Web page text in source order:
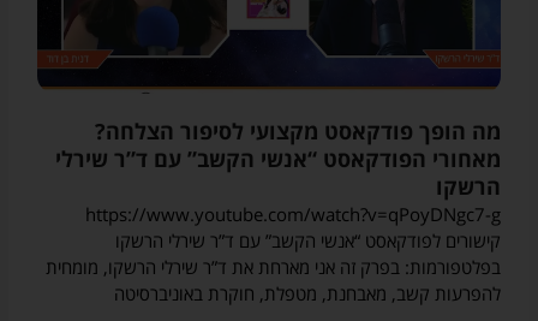
מה הופך פודקאסט מקצועי לסיפור הצלחה?
מאחורי הפודקאסט “אנשי הקשב” עם ד”ר שירלי
הרשקו
https://www.youtube.com/watch?v=qPoyDNgc7-g
קישורים לפודקאסט “אנשי הקשב” עם ד”ר שירלי הרשקו
בפלטפורמות: בפרק זה אני מארחת את ד”ר שירלי הרשקו, מומחית
להפרעות קשב, מאבחנת, מטפלת, חוקרת באוניברסיטה